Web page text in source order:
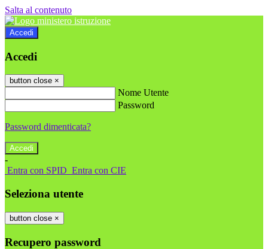
Salta al contenuto
Accedi
Accedi
button close ×
Nome Utente
Password
Password dimenticata?
-
Entra con SPID Entra con CIE
Seleziona utente
button close ×
Recupero password